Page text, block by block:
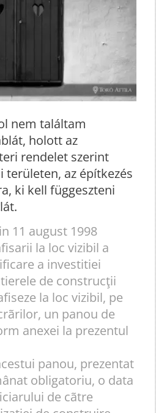
nem találtam
holott az
rendelet szerint
területen, az építkezés
ki kell függeszteni
11 august 1998
la loc vizibil a
a investitiei
de construcţii
la loc vizibil, pe
un panou de
anexei la prezentul
panou, prezentat
obligatoriu, o data
de cãtre